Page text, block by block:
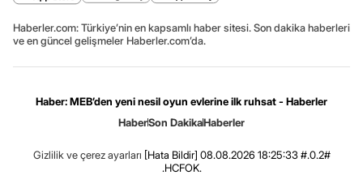
Haberler.com: Türkiye’nin en kapsamlı haber sitesi. Son dakika haberleri
ve en güncel gelişmeler Haberler.com’da.
Haber: MEB’den yeni nesil oyun evlerine ilk ruhsat - Haberler
HaberSon DakikaHaberler
Gizlilik ve çerez ayarları [Hata Bildir] 08.08.2026 18:25:33 #.0.2#
.HCFOK.